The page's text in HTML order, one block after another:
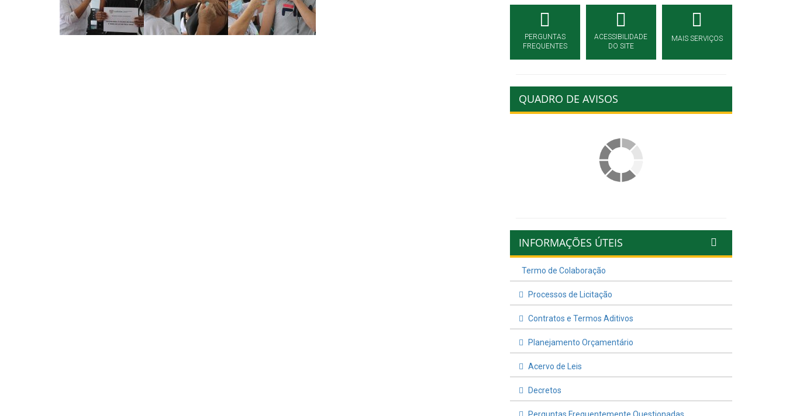
PERGUNTAS
FREQUENTES
ACESSIBILIDADE
DO SITE
MAIS SERVIÇOS
QUADRO DE AVISOS
INFORMAÇÕES ÚTEIS
Termo de Colaboração
Processos de Licitação
Contratos e Termos Aditivos
Planejamento Orçamentário
Acervo de Leis
Decretos